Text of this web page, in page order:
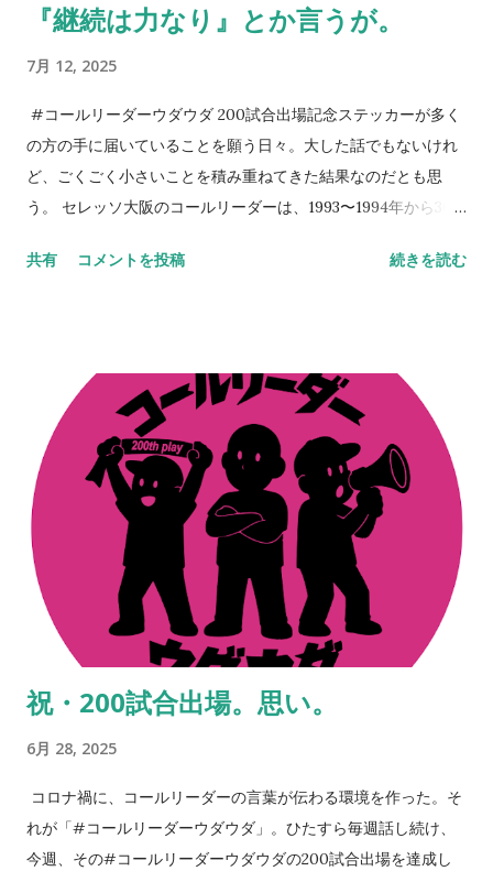
きるとかだけではない、「サポーターとは一体何なのか」を考
後10年後のクラブはきっと彼らが支える。そのサポートを。 今
日は誕生日である。プレゼントを求めるよりも、セレッソ大阪
に関わる方々のKindleの片隅に「 朝、目覚めたら、そこにセレ
ッソライフが。 」を置いてくださることのほうが本当に嬉しく
思える。今も昔も次世代のために手を打っていくのが役目だ
『継続は力なり』とか言うが。
7月 12, 2025
#コールリーダーウダウダ 200試合出場記念ステッカーが多く
の方の手に届いていることを願う日々。大した話でもないけれ
ど、ごくごく小さいことを積み重ねてきた結果なのだとも思
う。 セレッソ大阪のコールリーダーは、1993〜1994年から30
ゃ崩れない。セレッソ大阪は、Jリーグはそうやって成長してき
う。 ステッカーの画像をSNSでアップしてくれているのを見
る。ふと胸が熱くなる。やってきたことや、やり続けてきたこ
との全てが、正しいものではないことも重々理解をしているつ
もりだ。 だけどそれらは、決して間違ってもいなかったのだな
とも思えて、人間的なつながりに感謝してしまう日々。その輪
がここまで大きくなり、そしてここからも更に大きくなってい
くはずだ。 だから、続けられるだけ続けよう。昔ある人に言わ
れた言葉。「『継続は力なり』とか言うがあれは嘘や。ほんま
は『共に継続する仲間がいることは力なり』なんや」。これ、
まさに本質。 ※ステッカーはイバのところにも若干あるので、
もし手に入らなかった方は、スタジアムやお店などで見かけた
りますよね。 NEVER STOP,NEVER GIVE UP
共有 コメントを投稿 続きを読む
祝・200試合出場。思い。
6月 28, 2025
コロナ禍に、コールリーダーの言葉が伝わる環境を作った。そ
れが「#コールリーダーウダウダ」。ひたすら毎週話し続け、
今週、その#コールリーダーウダウダの200試合出場を達成し